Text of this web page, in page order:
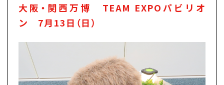
大阪・関西万博 TEAM EXPOパビリオ
ン 7月13日（日）